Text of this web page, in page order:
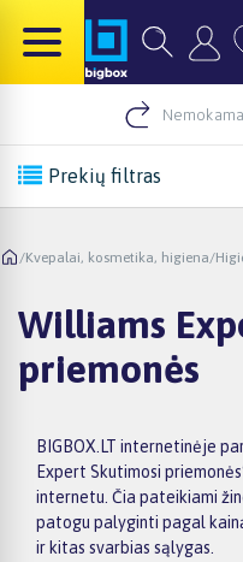
Prekių filtras
/Kvepalai, kosmetika, higiena/
Williams
priemonės
BIGBOX.LT internetinėje
Expert Skutimosi
internetu. Čia pateikiami
patogu palyginti pagal
ir kitas svarbias sąlygas.